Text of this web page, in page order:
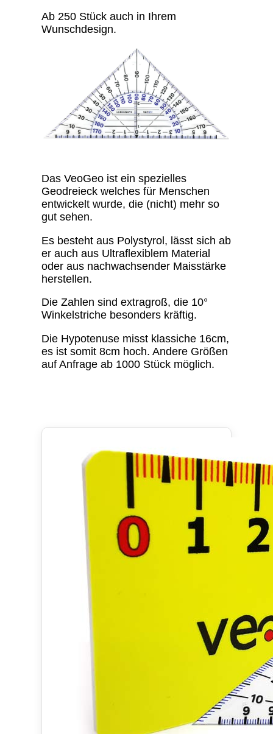
Ab 250 Stück auch in Ihrem
Wunschdesign.
Das VeoGeo ist ein spezielles
Geodreieck welches für Menschen
entwickelt wurde, die (nicht) mehr so
gut sehen.
Es besteht aus Polystyrol, lässt sich ab
er auch aus Ultraflexiblem Material
oder aus nachwachsender Maisstärke
herstellen.
Die Zahlen sind extragroß, die 10°
Winkelstriche besonders kräftig.
Die Hypotenuse misst klassiche 16cm,
es ist somit 8cm hoch. Andere Größen
auf Anfrage ab 1000 Stück möglich.